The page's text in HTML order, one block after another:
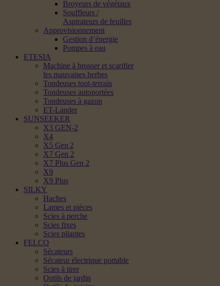
Broyeurs de végétaux
Souffleurs /
Aspirateurs de feuilles
Approvisionnement
Gestion d’énergie
Pompes à eau
ETESIA
Machine à brosser et scarifier
les mauvaises herbes
Tondeuses tout-terrain
Tondeuses autoportées
Tondeuses à gazon
ET-Lander
SUNSEEKER
X3 GEN-2
X4
X5 Gen 2
X7 Gen 2
X7 Plus Gen 2
X9
X9 Plus
SILKY
Haches
Lames et pièces
Scies à perche
Scies fixes
Scies pliantes
FELCO
Sécateurs
Sécateur électrique portable
Scies à tirer
Outils de jardin